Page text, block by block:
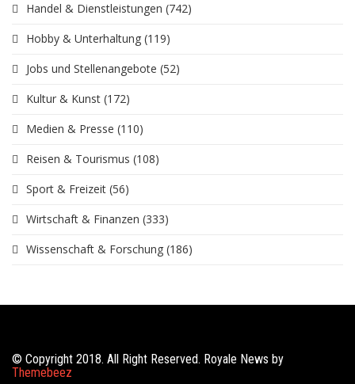
Handel & Dienstleistungen (742)
Hobby & Unterhaltung (119)
Jobs und Stellenangebote (52)
Kultur & Kunst (172)
Medien & Presse (110)
Reisen & Tourismus (108)
Sport & Freizeit (56)
Wirtschaft & Finanzen (333)
Wissenschaft & Forschung (186)
© Copyright 2018. All Right Reserved. Royale News by
Themebeez